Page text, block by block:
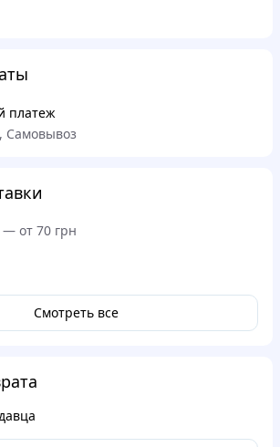
платеж
Самовывоз
— от 70 грн
Смотреть все